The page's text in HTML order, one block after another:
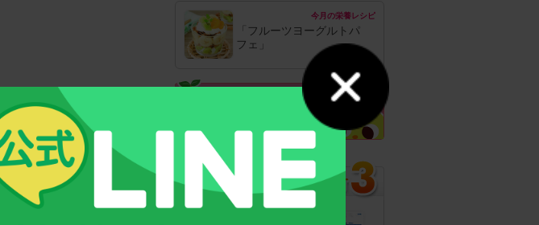
今月の栄養レシピ
「フルーツヨーグルトパ
フェ」